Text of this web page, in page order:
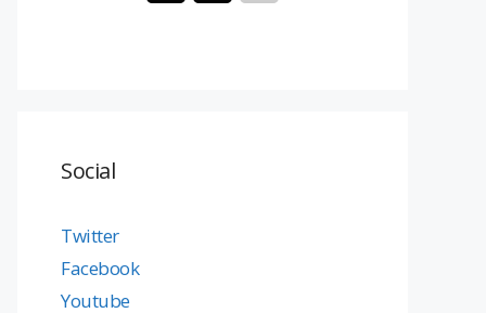
Social
Twitter
Facebook
Youtube